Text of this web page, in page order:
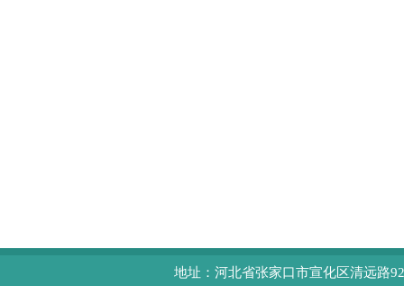
地址：河北省张家口市宣化区清远